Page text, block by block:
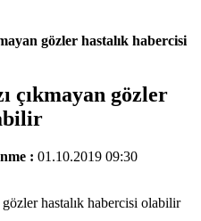
gözler hastalık habercisi
çıkmayan gözler
: 01.10.2019 09:30